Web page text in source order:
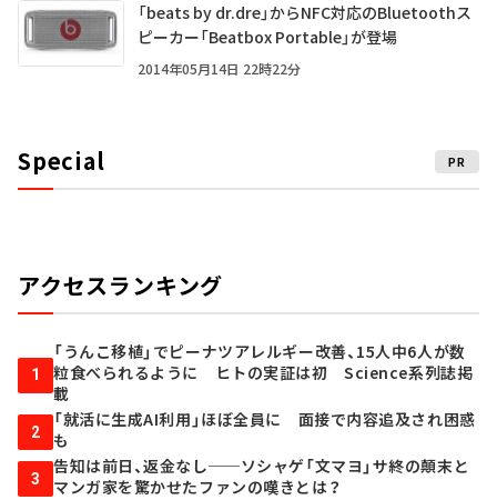
「beats by dr.dre」からNFC対応のBluetoothス
ピーカー「Beatbox Portable」が登場
2014年05月14日 22時22分
Special PR
アクセスランキング
1
「うんこ移植」でピーナツアレルギー改善、15人中6人が数
粒食べられるように ヒトの実証は初 Science系列誌掲
載
2
「就活に生成AI利用」ほぼ全員に 面接で内容追及され困惑
も
3
告知は前日、返金なし──ソシャゲ「文マヨ」サ終の顛末と
マンガ家を驚かせたファンの嘆きとは？